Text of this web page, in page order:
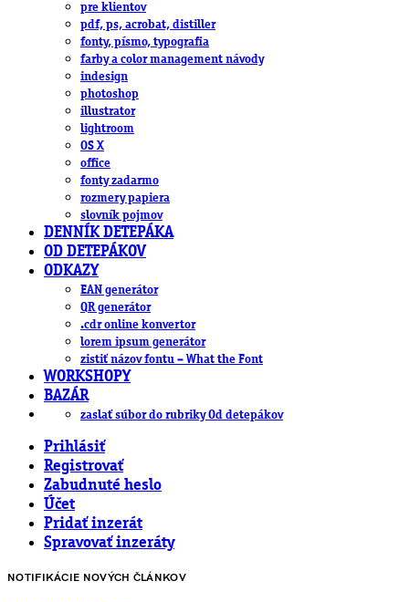
pre klientov
pdf, ps, acrobat, distiller
fonty, písmo, typografia
farby a color management návody
indesign
photoshop
illustrator
lightroom
OS X
office
fonty zadarmo
rozmery papiera
slovník pojmov
DENNÍK DETEPÁKA
OD DETEPÁKOV
ODKAZY
EAN generátor
QR generátor
.cdr online konvertor
lorem ipsum generátor
zistiť názov fontu – What the Font
WORKSHOPY
BAZÁR
zaslať súbor do rubriky Od detepákov
Prihlásiť
Registrovať
Zabudnuté heslo
Účet
Pridať inzerát
Spravovať inzeráty
NOTIFIKÁCIE NOVÝCH ČLÁNKOV